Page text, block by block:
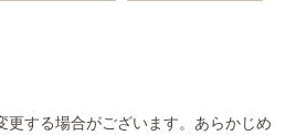
する場合がございます。あらかじめ